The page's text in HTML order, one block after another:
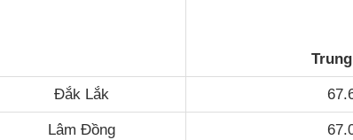
Đắk Lắk
Lâm Đồng